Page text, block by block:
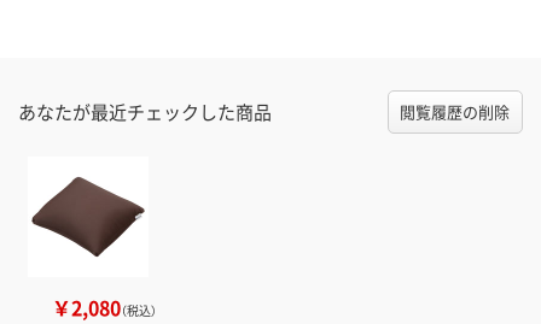
あなたが最近チェックした商品 閲覧履歴の削除
￥2,080（税込）